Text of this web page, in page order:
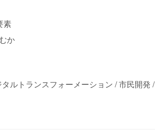
素
か
ルトランスフォーメーション / 市民開発 /